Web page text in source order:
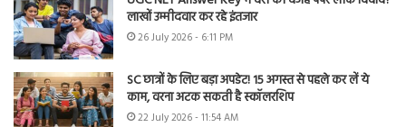
लाखों उम्मीदवार कर रहे इंतजार
26 July 2026 - 6:11 PM
SC छात्रों के लिए बड़ा अपडेट! 15 अगस्त से पहले कर लें ये
काम, वरना अटक सकती है स्कॉलरशिप
22 July 2026 - 11:54 AM